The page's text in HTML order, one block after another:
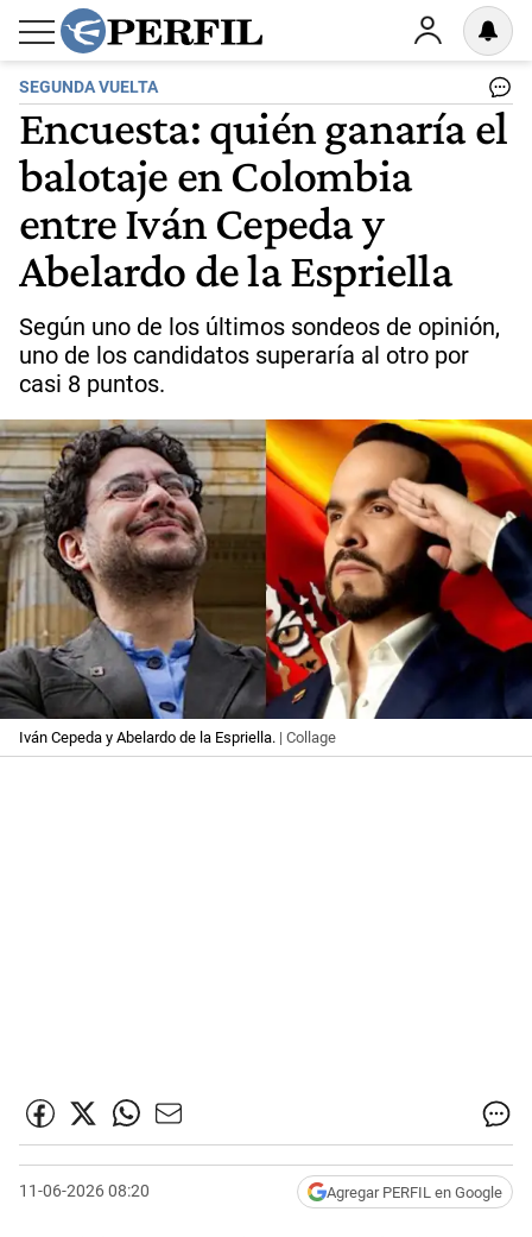
SEGUNDA VUELTA
Encuesta: quién ganaría el
balotaje en Colombia
entre Iván Cepeda y
Abelardo de la Espriella
Según uno de los últimos sondeos de opinión,
uno de los candidatos superaría al otro por
casi 8 puntos.
Iván Cepeda y Abelardo de la Espriella. | Collage
11-06-2026 08:20 Agregar PERFIL en Google